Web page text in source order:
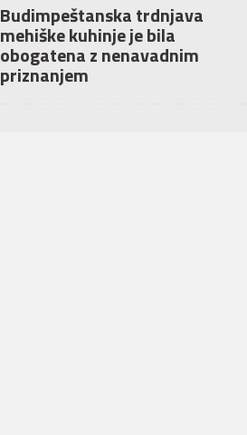
Budimpeštanska trdnjava
mehiške kuhinje je bila
obogatena z nenavadnim
priznanjem